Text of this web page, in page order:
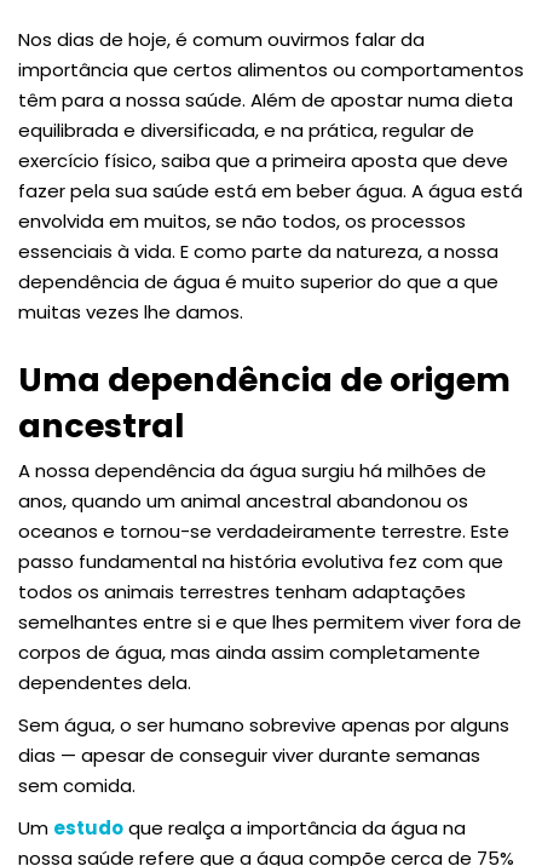
Nos dias de hoje, é comum ouvirmos falar da
importância que certos alimentos ou comportamentos
têm para a nossa saúde. Além de apostar numa dieta
equilibrada e diversificada, e na prática, regular de
exercício físico, saiba que a primeira aposta que deve
fazer pela sua saúde está em beber água. A água está
envolvida em muitos, se não todos, os processos
essenciais à vida. E como parte da natureza, a nossa
dependência de água é muito superior do que a que
muitas vezes lhe damos.
Uma dependência de origem
ancestral
A nossa dependência da água surgiu há milhões de
anos, quando um animal ancestral abandonou os
oceanos e tornou-se verdadeiramente terrestre. Este
passo fundamental na história evolutiva fez com que
todos os animais terrestres tenham adaptações
semelhantes entre si e que lhes permitem viver fora de
corpos de água, mas ainda assim completamente
dependentes dela.
Sem água, o ser humano sobrevive apenas por alguns
dias — apesar de conseguir viver durante semanas
sem comida.
Um estudoque realça a importância da água na
nossa saúde refere que a água compõe cerca de 75%